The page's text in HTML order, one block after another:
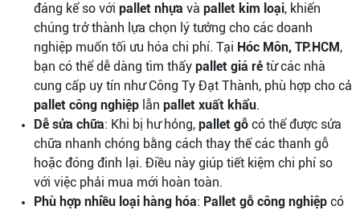
đáng kể so với pallet nhựa và pallet kim loại, khiến
chúng trở thành lựa chọn lý tưởng cho các doanh
nghiệp muốn tối ưu hóa chi phí. Tại Hóc Môn, TP.HCM,
bạn có thể dễ dàng tìm thấy pallet giá rẻ từ các nhà
cung cấp uy tín như Công Ty Đạt Thành, phù hợp cho cả
pallet công nghiệp lẫn pallet xuất khẩu.
Dễ sửa chữa: Khi bị hư hỏng, pallet gỗ có thể được sửa
chữa nhanh chóng bằng cách thay thế các thanh gỗ
hoặc đóng đinh lại. Điều này giúp tiết kiệm chi phí so
với việc phải mua mới hoàn toàn.
Phù hợp nhiều loại hàng hóa: Pallet gỗ công nghiệp có